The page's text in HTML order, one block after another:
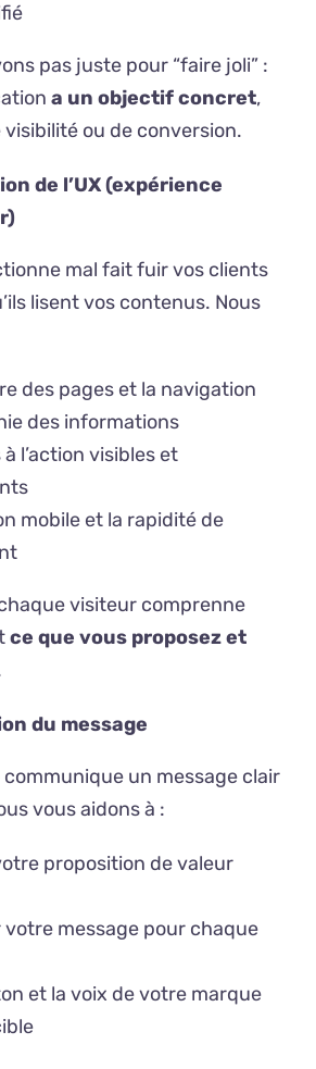
pas juste pour “faire joli” :
a un objectif concret,
visibilité ou de conversion.
de l’UX (expérience
mal fait fuir vos clients
lisent vos contenus. Nous
des pages et la navigation
des informations
l’action visibles et
mobile et la rapidité de
visiteur comprenne
ce que vous proposez et
du message
un message clair
vous aidons à :
proposition de valeur
message pour chaque
et la voix de votre marque